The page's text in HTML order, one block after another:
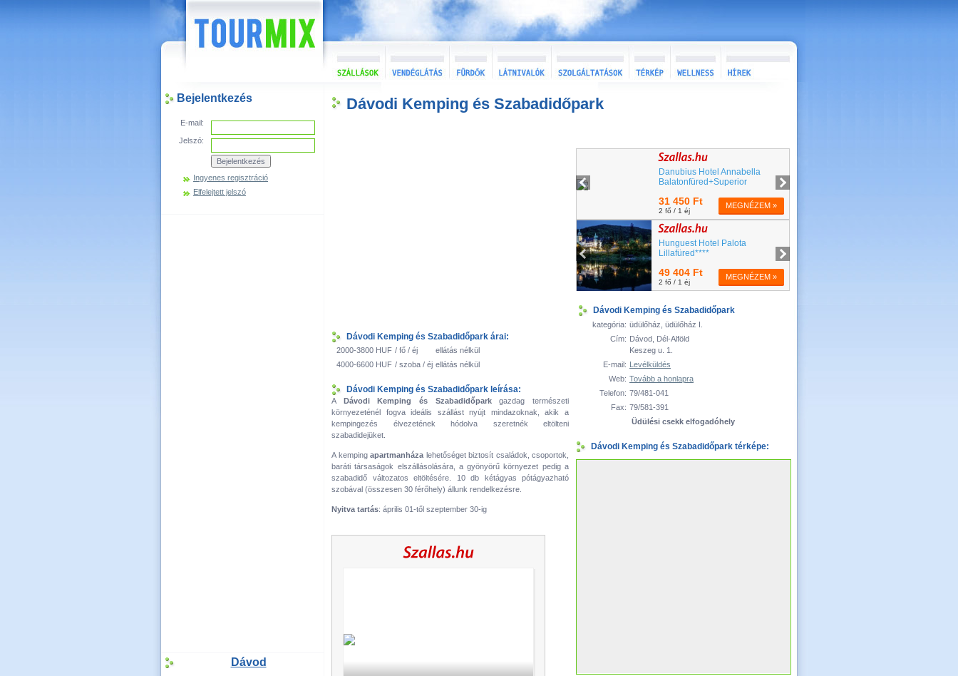
Bejelentkezés
E-mail:
Jelszó:
Ingyenes regisztráció
Elfelejtett jelszó
Dávod
Dávodi Kemping és Szabadidőpark
Dávodi Kemping és Szabadidőpark
kategória: üdülőház, üdülőház I.
Cím: Dávod, Dél-Alföld
Keszeg u. 1.
E-mail: Levélküldés
Web: Tovább a honlapra
Telefon: 79/481-041
Fax: 79/581-391
Üdülési csekk elfogadóhely
Dávodi Kemping és Szabadidőpark térképe:
Dávodi Kemping és Szabadidőpark árai:
2000-3800 HUF / fő / éj
ellátás nélkül
4000-6600 HUF / szoba / éj ellátás nélkül
Dávodi Kemping és Szabadidőpark leírása:
A Dávodi Kemping és Szabadidőparkgazdag természeti
környezeténél fogva ideális szállást nyújt mindazoknak, akik a
kempingezés élvezetének hódolva szeretnék eltölteni
szabadidejüket.
A kemping apartmanháza lehetőséget biztosít családok, csoportok,
baráti társaságok elszállásolására, a gyönyörű környezet pedig a
szabadidő változatos eltöltésére. 10 db kétágyas pótágyazható
szobával (összesen 30 férőhely) állunk rendelkezésre.
Nyitva tartás: április 01-től szeptember 30-ig